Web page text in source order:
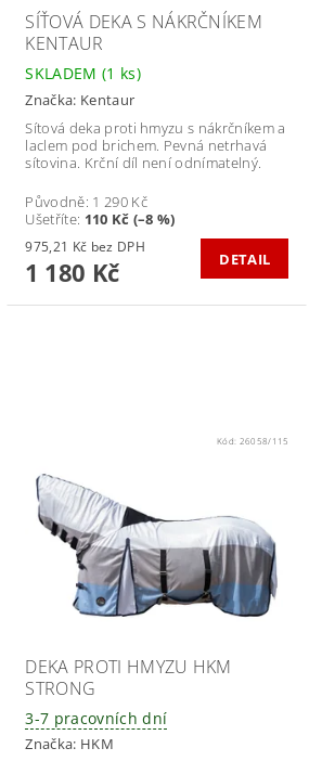
SÍŤOVÁ DEKA S NÁKRČNÍKEM
KENTAUR
SKLADEM (1 ks)
Značka: Kentaur
Sítová deka proti hmyzu s nákrčníkem a
laclem pod brichem. Pevná netrhavá
sítovina. Krční díl není odnímatelný.
Původně: 1 290 Kč
Ušetříte: 110 Kč (–8 %)
975,21 Kč bez DPH
1 180 Kč DETAIL
Kód: 26058/115
DEKA PROTI HMYZU HKM
STRONG
3-7 pracovních dní
Značka: HKM